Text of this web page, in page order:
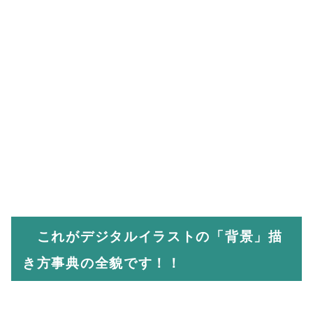
これがデジタルイラストの「背景」描
き方事典の全貌です！！